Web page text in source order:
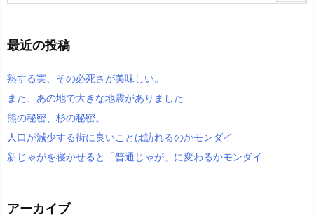
最近の投稿
熟する実、その必死さが美味しい。
また、あの地で大きな地震がありました
熊の秘密、杉の秘密。
人口が減少する街に良いことは訪れるのかモンダイ
新じゃがを寝かせると「普通じゃが」に変わるかモンダイ
アーカイブ